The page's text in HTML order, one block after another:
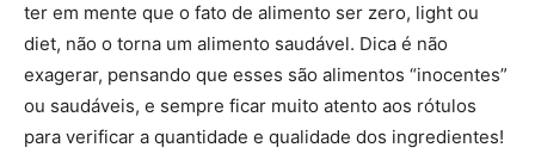
ter em mente que o fato de alimento ser zero, light ou
diet, não o torna um alimento saudável. Dica é não
exagerar, pensando que esses são alimentos “inocentes”
ou saudáveis, e sempre ficar muito atento aos rótulos
para verificar a quantidade e qualidade dos ingredientes!